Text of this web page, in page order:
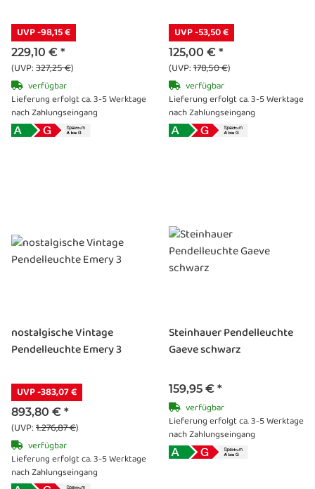
UVP -98,15 €
229,10 € *
(UVP:327,25 €)
verfügbar
Lieferung erfolgt ca. 3-5 Werktage
nach Zahlungseingang
UVP -53,50 €
125,00 € *
(UVP:178,50 €)
verfügbar
Lieferung erfolgt ca. 3-5 Werktage
nach Zahlungseingang
nostalgische Vintage
Pendelleuchte Emery 3
UVP -383,07 €
893,80 € *
(UVP:1.276,87 €)
verfügbar
Lieferung erfolgt ca. 3-5 Werktage
nach Zahlungseingang
Steinhauer Pendelleuchte
Gaeve schwarz
159,95 € *
verfügbar
Lieferung erfolgt ca. 3-5 Werktage
nach Zahlungseingang